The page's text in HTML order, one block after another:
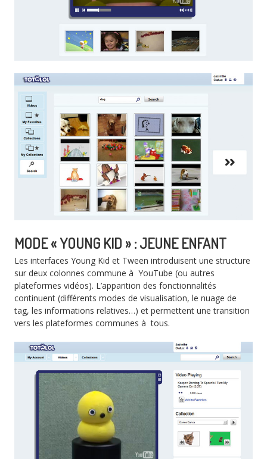
MODE « YOUNG KID » : JEUNE ENFANT
Les interfaces Young Kid et Tween introduisent une structure
sur deux colonnes commune à YouTube (ou autres
plateformes vidéos). L’apparition des fonctionnalités
continuent (différents modes de visualisation, le nuage de
tag, les informations relatives…) et permettent une transition
vers les plateformes communes à tous.